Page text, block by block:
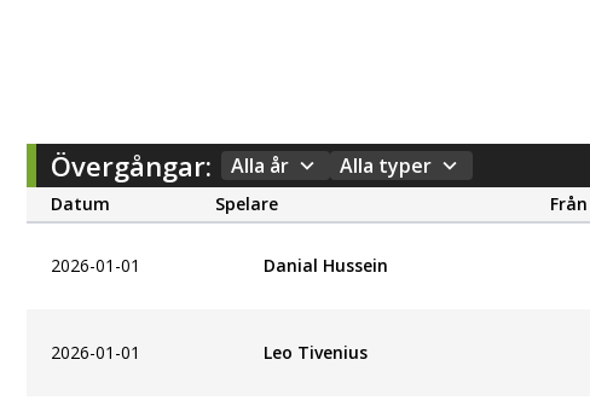
Övergångar: Alla år Alla typer
Datum Spelare Från
2026-01-01 Danial Hussein
2026-01-01 Leo Tivenius